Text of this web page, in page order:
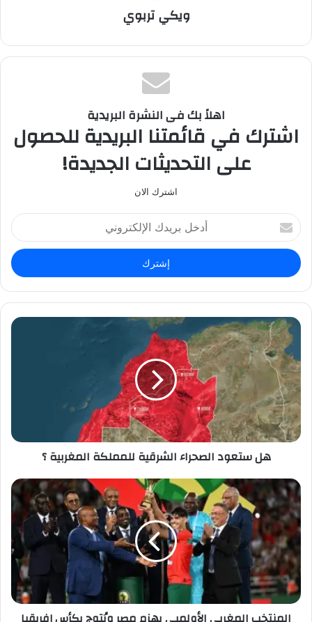
ويكي تربوي
اهلاً بك فى النشرة البريدية
اشترك في قائمتنا البريدية للحصول
على التحديثات الجديدة!
اشترك الان
أ
د
خ
ل
ر
د
ل
إ
ك
ت
ر
ي
هل ستعود الصحراء الشرقية للمملكة المغربية ؟